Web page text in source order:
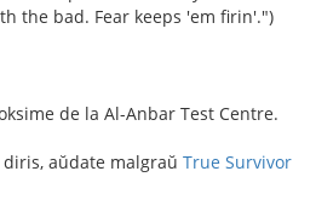
the bad. Fear keeps 'em firin'.")
de la Al-Anbar Test Centre.
aŭdate malgraŭ True Survivor